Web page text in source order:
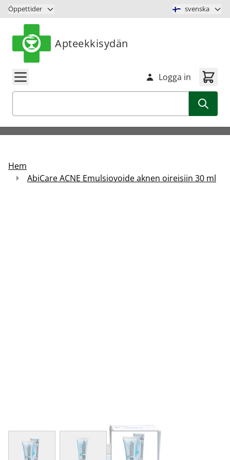
Hoppa till innehåll
Öppettider svenska
Apteekkisydän
Logga in
Hem
AbiCare ACNE Emulsiovoide aknen oireisiin 30 ml
View larger imageView larger imageView larger image